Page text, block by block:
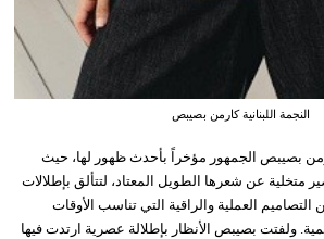
النجمة اللبنانية كارمن بصيبص
بصيبص الجمهور مؤخراً بأحدث ظهور لها، حيث
متخلية عن شعرها الطويل المعتاد، لتتألق بإطلالات
العملية والراقية التي تناسب الأوقات
ولفتت بصيبص الأنظار بإطلالة عصرية ارتدت فيها